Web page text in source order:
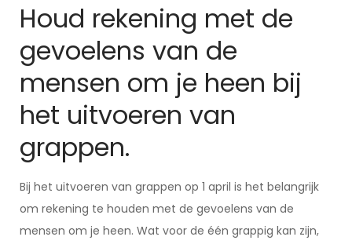
Houd rekening met de
gevoelens van de
mensen om je heen bij
het uitvoeren van
grappen.
Bij het uitvoeren van grappen op 1 april is het belangrijk
om rekening te houden met de gevoelens van de
mensen om je heen. Wat voor de één grappig kan zijn,